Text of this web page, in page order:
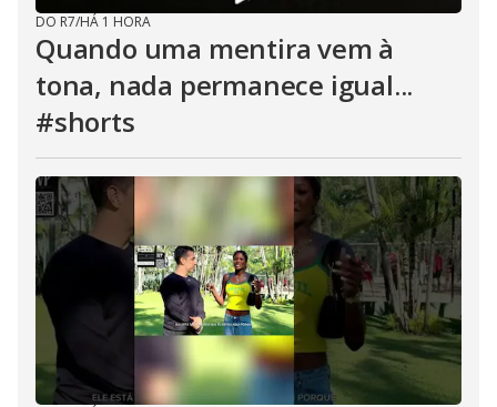
DO R7/HÁ 1 HORA
Quando uma mentira vem à
tona, nada permanece igual...
#shorts